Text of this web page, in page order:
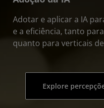
Adotar e aplicar a IA
e a eficiência, tanto
quanto para verticais
Explore